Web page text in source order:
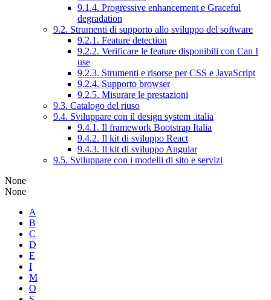
9.1.4. Progressive enhancement e Graceful
degradation
9.2. Strumenti di supporto allo sviluppo del software
9.2.1. Feature detection
9.2.2. Verificare le feature disponibili con Can I
use
9.2.3. Strumenti e risorse per CSS e JavaScript
9.2.4. Supporto browser
9.2.5. Misurare le prestazioni
9.3. Catalogo del riuso
9.4. Sviluppare con il design system .italia
9.4.1. Il framework Bootstrap Italia
9.4.2. Il kit di sviluppo React
9.4.3. Il kit di sviluppo Angular
9.5. Sviluppare con i modelli di sito e servizi
None
None
A
B
C
D
E
I
M
O